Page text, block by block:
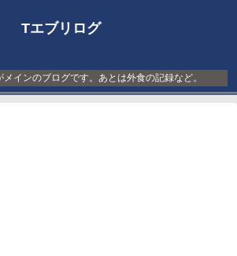
Tエブリログ
インのブログです。あとは外食の記録など。